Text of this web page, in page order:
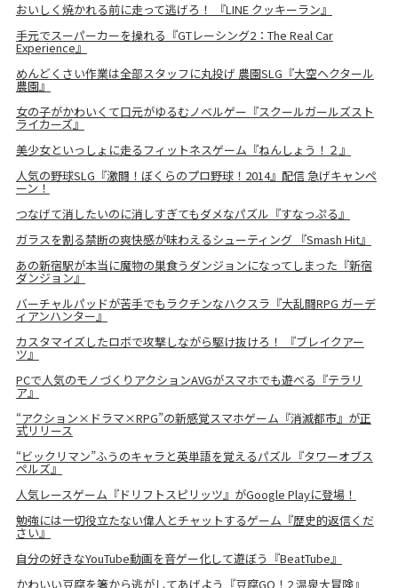
おいしく焼かれる前に走って逃げろ！ 『LINE クッキーラン』
手元でスーパーカーを操れる『GTレーシング2：The Real Car
Experience』
めんどくさい作業は全部スタッフに丸投げ 農園SLG『大空ヘクタール
農園』
女の子がかわいくて口元がゆるむノベルゲー『スクールガールズスト
ライカーズ』
美少女といっしょに走るフィットネスゲーム『ねんしょう！２』
人気の野球SLG『激闘！ぼくらのプロ野球！2014』配信 急げキャンペ
ーン！
つなげて消したいのに消しすぎてもダメなパズル『すなっぷる』
ガラスを割る禁断の爽快感が味わえるシューティング 『Smash Hit』
あの新宿駅が本当に魔物の巣食うダンジョンになってしまった『新宿
ダンジョン』
バーチャルパッドが苦手でもラクチンなハクスラ『大乱闘RPG ガーデ
ィアンハンター』
カスタマイズしたロボで攻撃しながら駆け抜けろ！ 『ブレイクアー
ツ』
PCで人気のモノづくりアクションAVGがスマホでも遊べる『テラリ
ア』
“アクション×ドラマ×RPG”の新感覚スマホゲーム『消滅都市』が正
式リリース
“ビックリマン”ふうのキャラと英単語を覚えるパズル『タワーオブス
ペルズ』
人気レースゲーム『ドリフトスピリッツ』がGoogle Playに登場！
勉強には一切役立たない偉人とチャットするゲーム『歴史的返信くだ
さい』
自分の好きなYouTube動画を音ゲー化して遊ぼう『BeatTube』
かわいい豆腐を箸から逃がしてあげよう『豆腐GO！2 温泉大冒険』